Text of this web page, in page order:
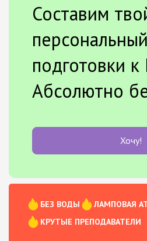
Составим
подготовки к
Абсолютно
Хочу!
БЕЗ ВОДЫ
ЛАМПОВАЯ
КРУТЫЕ ПРЕПОДАВАТЕЛИ